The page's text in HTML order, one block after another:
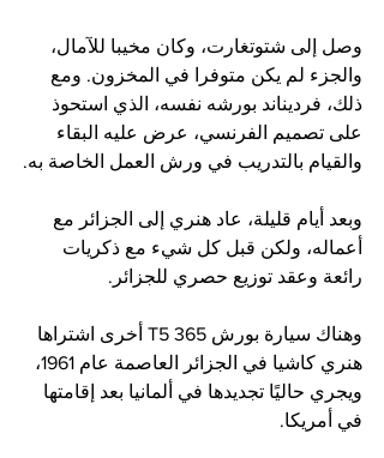
وصل إلى شتوتغارت، وكان مخيبا للآمال،
والجزء لم يكن متوفرا في المخزون. ومع
ذلك، فرديناند بورشه نفسه، الذي استحوذ
على تصميم الفرنسي، عرض عليه البقاء
والقيام بالتدريب في ورش العمل الخاصة به.
وبعد أيام قليلة، عاد هنري إلى الجزائر مع
أعماله، ولكن قبل كل شيء مع ذكريات
رائعة وعقد توزيع حصري للجزائر.
وهناك سيارة بورش 365 T5 أخرى اشتراها
هنري كاشيا في الجزائر العاصمة عام 1961،
ويجري حاليًا تجديدها في ألمانيا بعد إقامتها
في أمريكا.